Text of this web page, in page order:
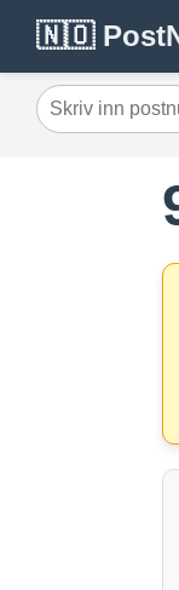
🇳🇴